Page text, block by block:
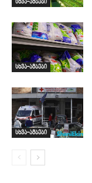
სხვა-ამბები
სხვა-ამბები
სხვა-ამბები